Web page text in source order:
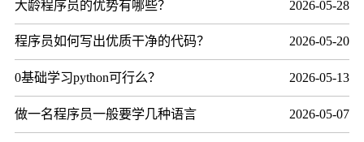
大龄程序员的优势有哪些？ 2026-05-28
程序员如何写出优质干净的代码？ 2026-05-20
0基础学习python可行么？ 2026-05-13
做一名程序员一般要学几种语言 2026-05-07